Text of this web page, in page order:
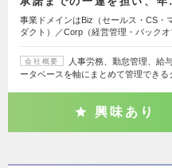
事業ドメインはBiz（セールス・CS・
ダクト）／Corp（経営管理・バックオ
会社概要
人事労務、勤怠管理、給
ータベースを軸にまとめて管理でき
興味あり